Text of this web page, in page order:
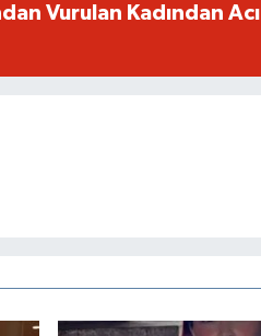
Vurulan Kadından Acı